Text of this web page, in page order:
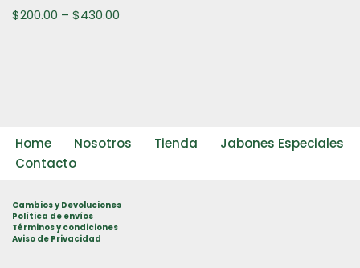
$200.00 – $430.00
Home Nosotros Tienda
Jabones Especiales
Contacto
Cambios y Devoluciones
Política de envíos
Términos y condiciones
Aviso de Privacidad